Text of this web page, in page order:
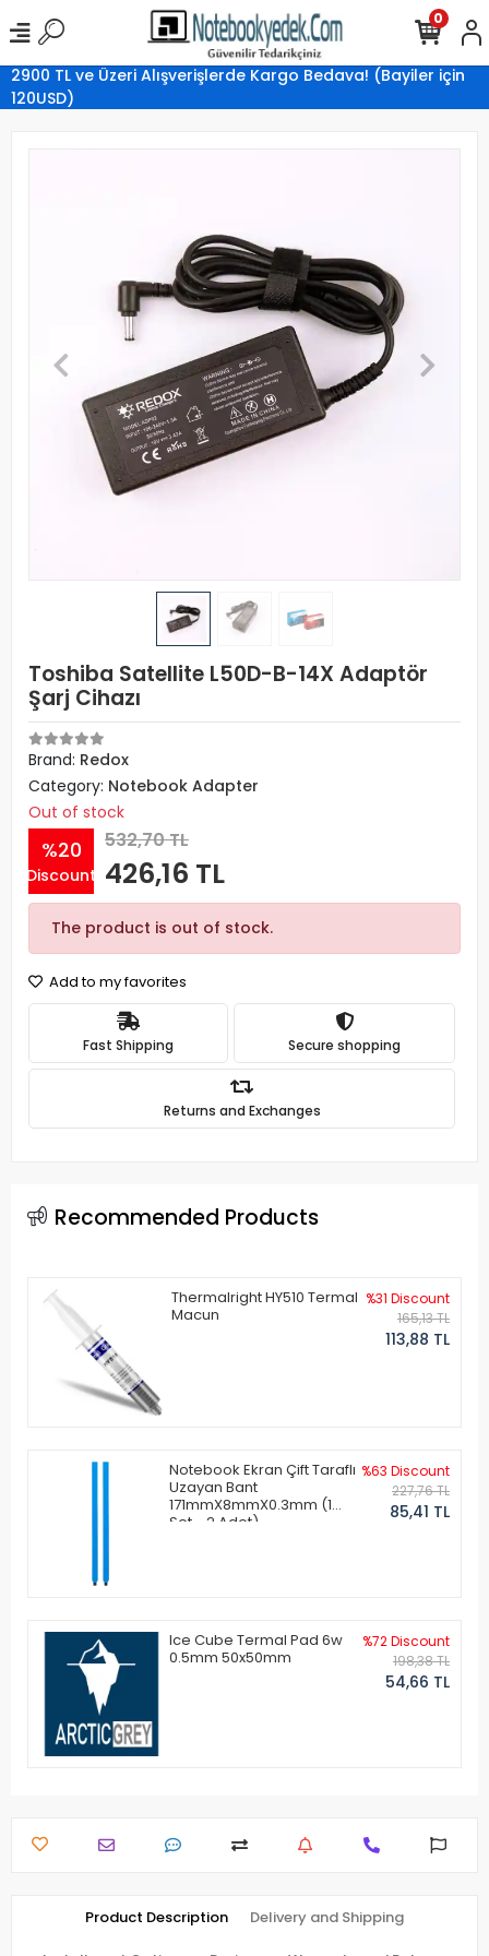
2900 TL ve Üzeri Alışverişlerde Kargo Bedava! (Bayiler için
120USD)
0
Toshiba Satellite L50D-B-14X Adaptör
Şarj Cihazı
Brand: Redox
Category: Notebook Adapter
Out of stock
%20
Discount
532,70 TL
426,16 TL
The product is out of stock.
Add to my favorites
Fast Shipping Secure shopping
Returns and Exchanges
Recommended Products
Thermalright HY510 Termal
Macun
%31 Discount
165,13 TL
113,88 TL
Notebook Ekran Çift Taraflı
Uzayan Bant
171mmX8mmX0.3mm (1
Set - 2 Adet)
%63 Discount
227,76 TL
85,41 TL
Ice Cube Termal Pad 6w
0.5mm 50x50mm
%72 Discount
198,38 TL
54,66 TL
Product Description Delivery and Shipping